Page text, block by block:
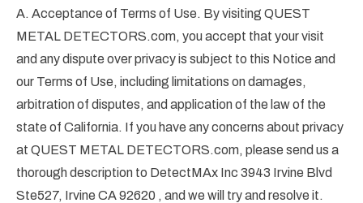
A. Acceptance of Terms of Use. By visiting QUEST
METAL DETECTORS.com, you accept that your visit
and any dispute over privacy is subject to this Notice and
our Terms of Use, including limitations on damages,
arbitration of disputes, and application of the law of the
state of California. If you have any concerns about privacy
at QUEST METAL DETECTORS.com, please send us a
thorough description to DetectMAx Inc 3943 Irvine Blvd
Ste527, Irvine CA 92620 , and we will try and resolve it.